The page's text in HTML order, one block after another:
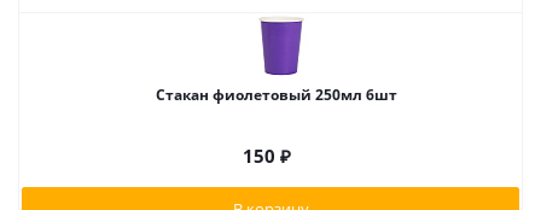
Стакан фиолетовый 250мл 6шт
150 ₽